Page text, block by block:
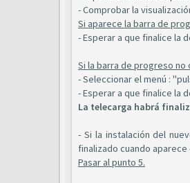
- Comprobar la
Si aparece la barra de
- Esperar a que finalice la
Si la barra de progreso
- Seleccionar el menú :
- Esperar a que finalice la
La telecarga habrá
- Si la instalación del
finalizado cuando
Pasar al punto 5.